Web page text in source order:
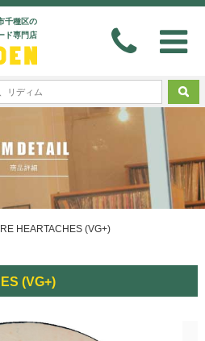
千種区の
ド専門店
HEARTACHES (VG+)
(VG+)